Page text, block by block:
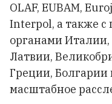
OLAF, EUBAM,
Interpol, а также
органами
Латвии,
Греции, Болгарии
масштабное